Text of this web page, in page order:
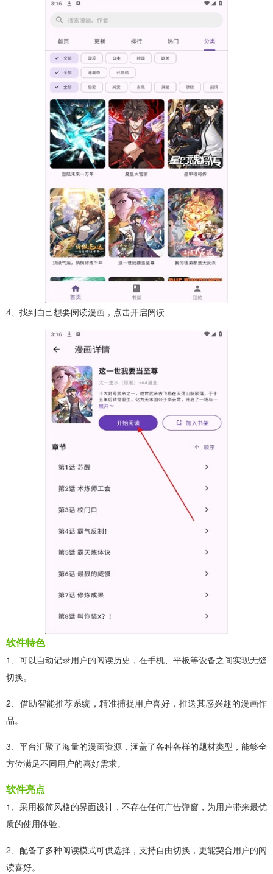
4、找到自己想要阅读漫画，点击开启阅读
软件特色
1、可以自动记录用户的阅读历史，在手机、平板等设备之间实现无缝
切换。
2、借助智能推荐系统，精准捕捉用户喜好，推送其感兴趣的漫画作
品。
3、平台汇聚了海量的漫画资源，涵盖了各种各样的题材类型，能够全
方位满足不同用户的喜好需求。
软件亮点
1、采用极简风格的界面设计，不存在任何广告弹窗，为用户带来最优
质的使用体验。
2、配备了多种阅读模式可供选择，支持自由切换，更能契合用户的阅
读喜好。